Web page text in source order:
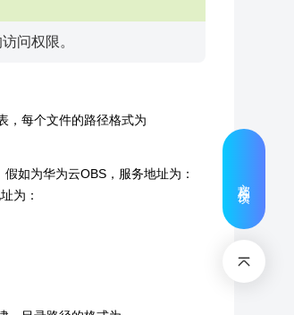
问权限。
，每个文件的路径格式为
如为华为云OBS，服务地址为：
为：